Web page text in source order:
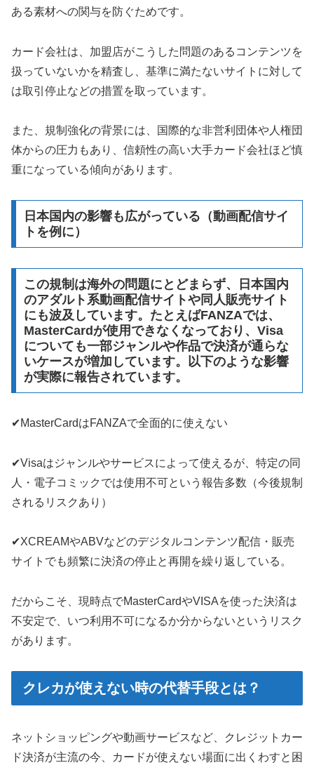
ある素材への関与を防ぐためです。
カード会社は、加盟店がこうした問題のあるコンテンツを
扱っていないかを精査し、基準に満たないサイトに対して
は取引停止などの措置を取っています。
また、規制強化の背景には、国際的な非営利団体や人権団
体からの圧力もあり、信頼性の高い大手カード会社ほど慎
重になっている傾向があります。
日本国内の影響も広がっている（動画配信サイ
トを例に）
この規制は海外の問題にとどまらず、日本国内
のアダルト系動画配信サイトや同人販売サイト
にも波及しています。たとえばFANZAでは、
MasterCardが使用できなくなっており、Visa
についても一部ジャンルや作品で決済が通らな
いケースが増加しています。以下のような影響
が実際に報告されています。
✔MasterCardはFANZAで全面的に使えない
✔Visaはジャンルやサービスによって使えるが、特定の同
人・電子コミックでは使用不可という報告多数（今後規制
されるリスクあり）
✔XCREAMやABVなどのデジタルコンテンツ配信・販売
サイトでも頻繁に決済の停止と再開を繰り返している。
だからこそ、現時点でMasterCardやVISAを使った決済は
不安定で、いつ利用不可になるか分からないというリスク
があります。
クレカが使えない時の代替手段とは？
ネットショッピングや動画サービスなど、クレジットカー
ド決済が主流の今、カードが使えない場面に出くわすと困